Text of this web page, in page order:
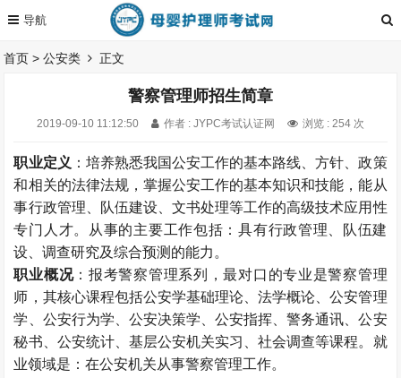
首页 >公安类 正文
警察管理师招生简章
2019-09-10 11:12:50 作者 : JYPC考试认证网 浏览 : 254 次
职业定义 ：培养熟悉我国公安工作的基本路线、方针、政策
和相关的法律法规，掌握公安工作的基本知识和技能，能从
事行政管理、队伍建设、文书处理等工作的高级技术应用性
专门人才。从事的主要工作包括：具有行政管理、队伍建
设、调查研究及综合预测的能力。
职业概况：报考警察管理系列，最对口的专业是警察管理
师，其核心课程包括公安学基础理论、法学概论、公安管理
学、公安行为学、公安决策学、公安指挥、警务通讯、公安
秘书、公安统计、基层公安机关实习、社会调查等课程。就
业领域是：在公安机关从事警察管理工作。